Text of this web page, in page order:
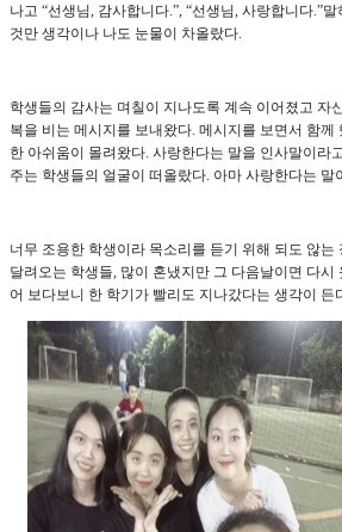
나고 “선생님, 감사합니다.”, “선생님, 사랑합니다.”말
것만 생각이나 나도 눈물이 차올랐다.
학생들의 감사는 며칠이 지나도록 계속 이어졌고 자
복을 비는 메시지를 보내왔다. 메시지를 보면서 함께
한 아쉬움이 몰려왔다. 사랑한다는 말을 인사말이라
주는 학생들의 얼굴이 떠올랐다. 아마 사랑한다는 말
너무 조용한 학생이라 목소리를 듣기 위해 되도 않
달려오는 학생들, 많이 혼냈지만 그 다음날이면 다시
어 보다보니 한 학기가 빨리도 지나갔다는 생각이 든